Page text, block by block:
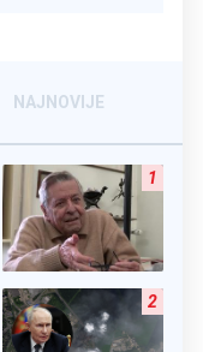
NAJNOVIJE
1
2